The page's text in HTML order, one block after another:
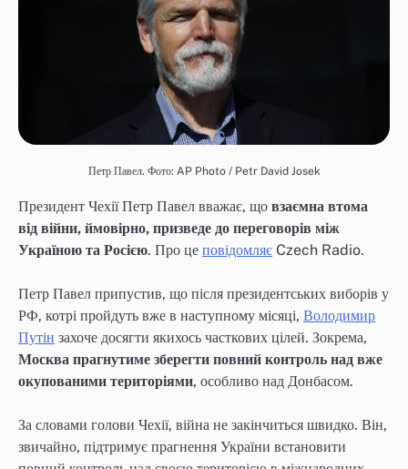
Петр Павел. Фото: AP Photo / Petr David Josek
Президент Чехії Петр Павел вважає, що взаємна втома
від війни, ймовірно, призведе до переговорів між
Україною та Росією. Про це повідомляє Czech Radio.
Петр Павел припустив, що після президентських виборів у
РФ, котрі пройдуть вже в наступному місяці, Володимир
Путін захоче досягти якихось часткових цілей. Зокрема,
Москва прагнутиме зберегти повний контроль над вже
окупованими територіями, особливо над Донбасом.
За словами голови Чехії, війна не закінчиться швидко. Він,
звичайно, підтримує прагнення України встановити